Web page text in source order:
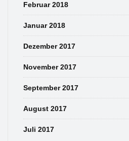
Februar 2018
Januar 2018
Dezember 2017
November 2017
September 2017
August 2017
Juli 2017